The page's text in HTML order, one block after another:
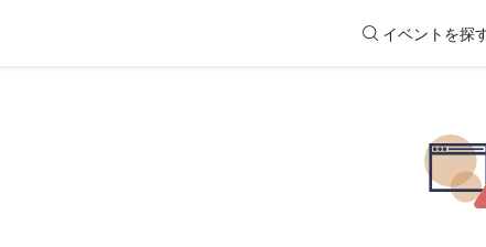
イベントを探